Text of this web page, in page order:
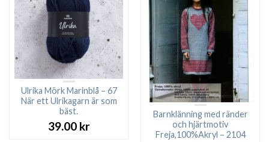
Ulrika Mörk Marinblå – 67
När ett Ulrikagarn är som
bäst.
39.00 kr
Barnklänning med ränder
och hjärtmotiv
Freja,100%Akryl – 2104